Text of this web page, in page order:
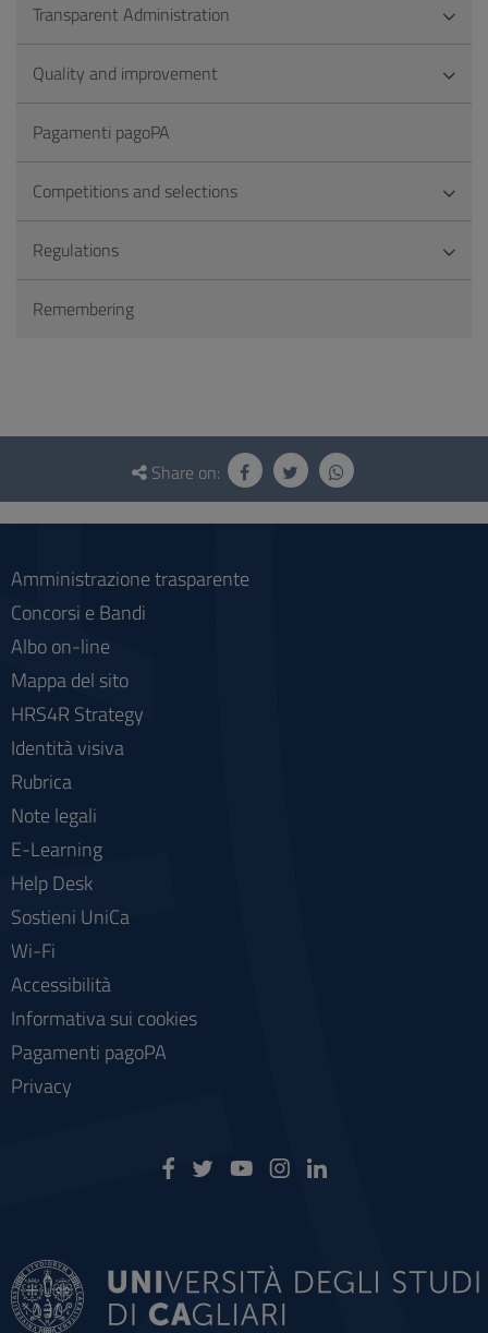
Transparent Administration
Quality and improvement
Pagamenti pagoPA
Competitions and selections
Regulations
Remembering
Questionnaire
social
Share on:
Amministrazione trasparente
Concorsi e Bandi
Albo on-line
Mappa del sito
HRS4R Strategy
Identità visiva
Rubrica
Note legali
E-Learning
Help Desk
Sostieni UniCa
Wi-Fi
Accessibilità
Informativa sui cookies
Pagamenti pagoPA
Privacy